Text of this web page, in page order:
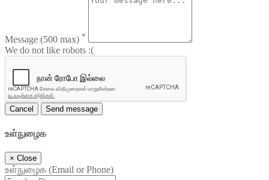
Message (500 max) *
We do not like robots :(
Cancel Send message
உள்நுழைக
× Close
உள்நுழைக (Email or Phone)